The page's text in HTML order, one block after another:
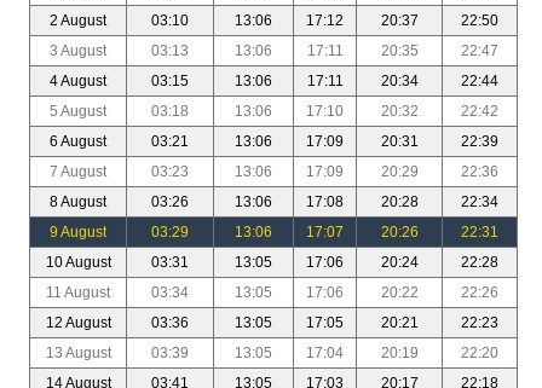
2 August
03:10 13:06 17:12 20:37
22:50
3 August
03:13 13:06 17:11 20:35
22:47
4 August
03:15 13:06 17:11 20:34
22:44
5 August
03:18 13:06 17:10 20:32
22:42
6 August
03:21 13:06 17:09 20:31
22:39
7 August
03:23 13:06 17:09 20:29
22:36
8 August
03:26 13:06 17:08 20:28
22:34
9 August
03:29 13:06 17:07 20:26
22:31
10 August
03:31 13:05 17:06 20:24
22:28
11 August
03:34 13:05 17:06 20:22
22:26
12 August
03:36 13:05 17:05 20:21
22:23
13 August
03:39 13:05 17:04 20:19
22:20
14 August
03:41 13:05 17:03 20:17 22:18